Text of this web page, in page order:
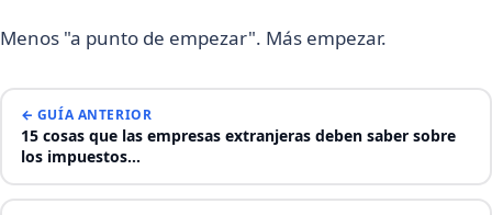
Menos "a punto de empezar". Más empezar.
← GUÍA ANTERIOR
15 cosas que las empresas extranjeras deben saber sobre
los impuestos…